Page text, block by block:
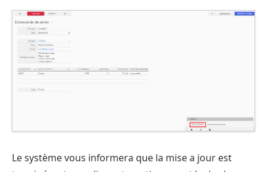
Le système vous informera que la mise a jour est